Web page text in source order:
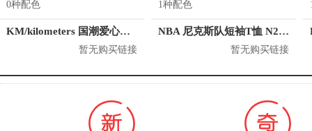
0种配色
KM/kilometers 国潮爱心短袖T恤 M2X2108466
暂无购买链接
1种配色
NBA 尼克斯队短袖T恤 N212TS112P
暂无购买链接